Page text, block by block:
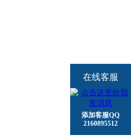
在线客服
添加客服QQ
2160895512